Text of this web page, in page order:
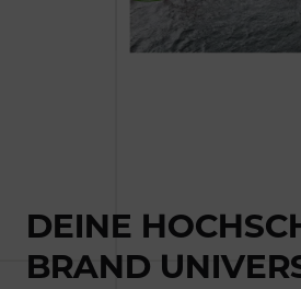
DEINE
BRAND